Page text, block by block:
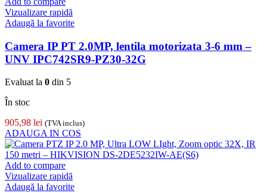
Vizualizare rapidă
Adaugă la favorite
Camera IP PT 2.0MP, lentila motorizata 3-6 mm –
UNV IPC742SR9-PZ30-32G
Evaluat la 0 din 5
În stoc
905,98 lei (TVA inclus)
ADAUGA IN COS
Add to compare
Vizualizare rapidă
Adaugă la favorite